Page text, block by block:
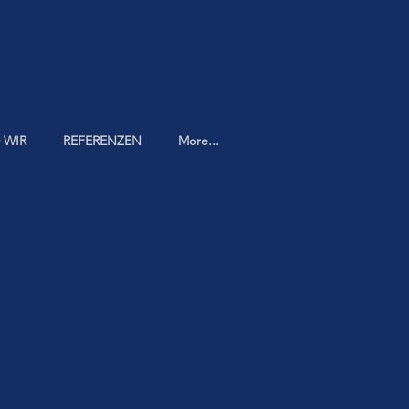
WIR REFERENZEN More...